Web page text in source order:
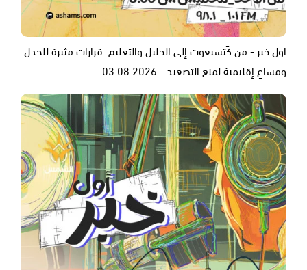
اول خبر - من كَتسيعوت إلى الجليل والتعليم: قرارات مثيرة للجدل
ومساعٍ إقليمية لمنع التصعيد - 03.08.2026